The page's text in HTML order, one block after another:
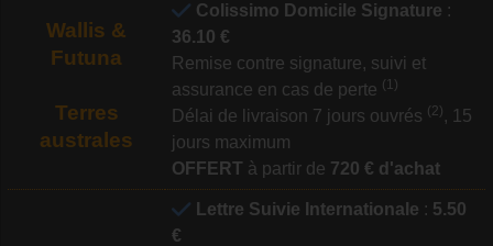
Wallis &
Futuna
Terres
australes
Colissimo Domicile Signature :
36.10 €
Remise contre signature, suivi et
assurance en cas de perte (1)
Délai de livraison 7 jours ouvrés (2) , 15
jours maximum
OFFERT à partir de 720 € d'achat
Lettre Suivie Internationale : 5.50
€